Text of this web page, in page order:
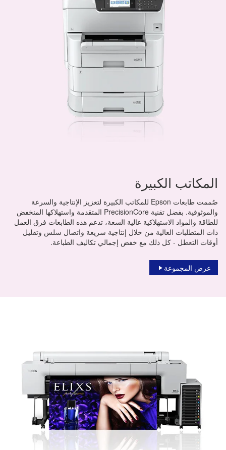
المكاتب الكبيرة
صُممت طابعات Epson للمكاتب الكبيرة لتعزيز الإنتاجية والسرعة
والموثوقية. بفضل تقنية PrecisionCore المتقدمة واستهلاكها المنخفض
للطاقة والمواد الاستهلاكية عالية السعة، تدعم هذه الطابعات فرق العمل
ذات المتطلبات العالية من خلال إنتاجية سريعة واتصال سلس وتقليل
أوقات التعطل - كل ذلك مع خفض إجمالي تكاليف الطباعة.
عرض المجموعة